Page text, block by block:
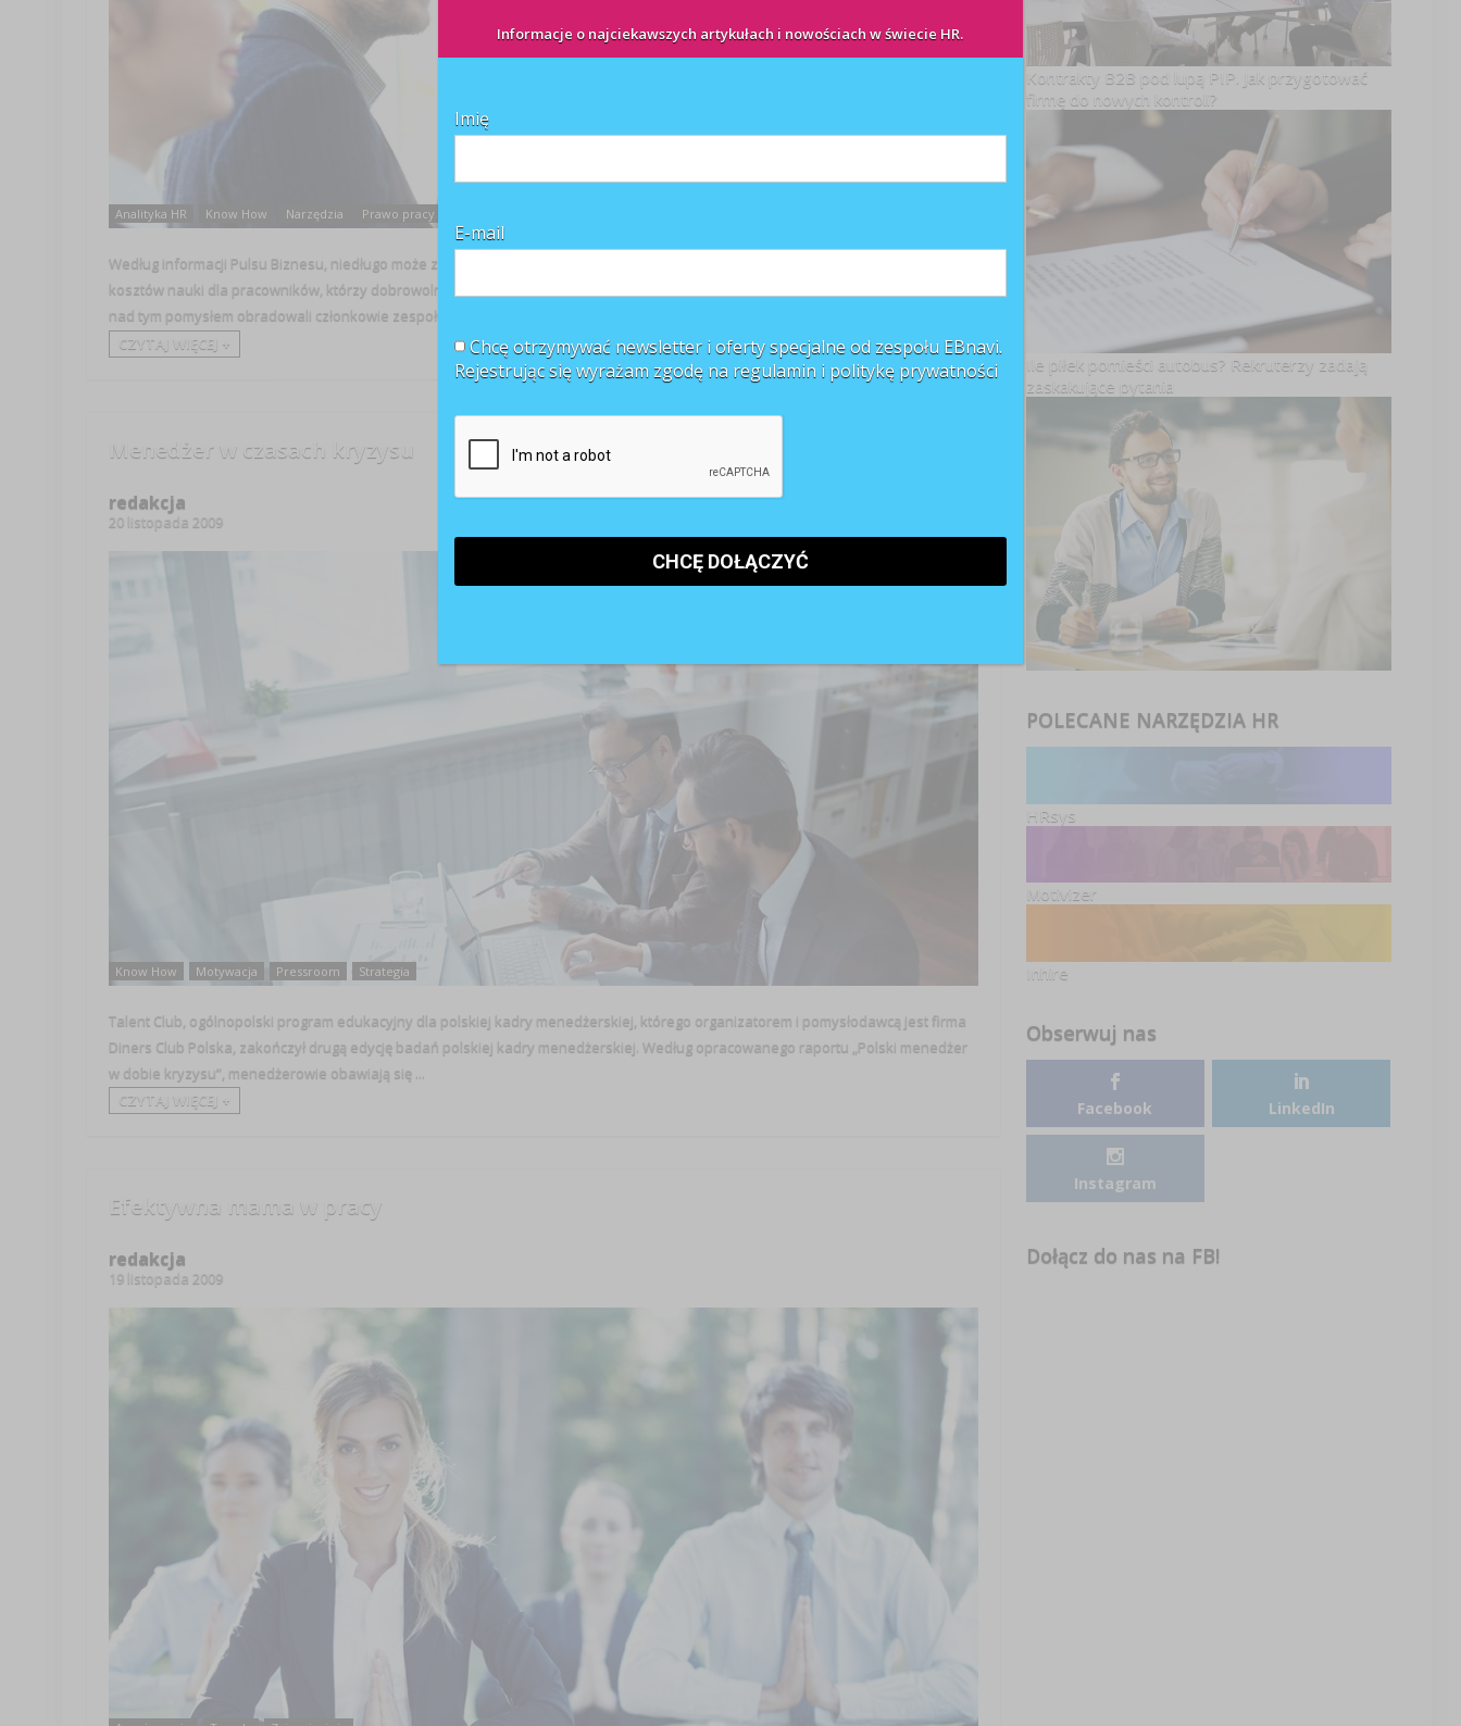
Analityka HR Know How Narzędzia Prawo pracy
Według informacji Pulsu Biznesu, niedługo może zostać wprowadzone prawo do dodatkowych dni wolnych od pracy oraz zwrotu
kosztów nauki dla pracowników, którzy dobrowolnie lub z ramienia firmy wybiorą się na szkolenie lub na studia. W czwartek (19.11)
nad tym pomysłem obradowali członkowie zespołu ...
CZYTAJ WIĘCEJ +
Menedżer w czasach kryzysu
redakcja
20 listopada 2009
Know How Motywacja Pressroom Strategia
Talent Club, ogólnopolski program edukacyjny dla polskiej kadry menedżerskiej, którego organizatorem i pomysłodawcą jest firma
Diners Club Polska, zakończył drugą edycję badań polskiej kadry menedżerskiej. Według opracowanego raportu „Polski menedżer
w dobie kryzysu”, menedżerowie obawiają się ...
CZYTAJ WIĘCEJ +
Efektywna mama w pracy
redakcja
19 listopada 2009
Kontrakty B2B pod lupą PIP. Jak przygotować
firmę do nowych kontroli?
Ile piłek pomieści autobus? Rekruterzy zadają
zaskakujące pytania
POLECANE NARZĘDZIA HR
HRsys
Motivizer
Inhire
Obserwuj nas
Facebook LinkedIn
Instagram
Dołącz do nas na FB!
Informacje o najciekawszych artykułach i nowościach w świecie HR.
Imię
E-mail
Chcę otrzymywać newsletter i oferty specjalne od zespołu EBnavi.
Rejestrując się wyrażam zgodę na regulamin i politykę prywatności